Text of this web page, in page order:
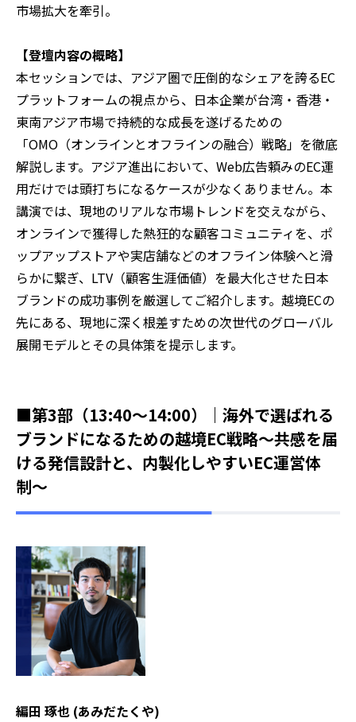
市場拡大を牽引。
【登壇内容の概略】
本セッションでは、アジア圏で圧倒的なシェアを誇るEC
プラットフォームの視点から、日本企業が台湾・香港・
東南アジア市場で持続的な成長を遂げるための
「OMO（オンラインとオフラインの融合）戦略」を徹底
解説します。アジア進出において、Web広告頼みのEC運
用だけでは頭打ちになるケースが少なくありません。本
講演では、現地のリアルな市場トレンドを交えながら、
オンラインで獲得した熱狂的な顧客コミュニティを、ポ
ップアップストアや実店舗などのオフライン体験へと滑
らかに繋ぎ、LTV（顧客生涯価値）を最大化させた日本
ブランドの成功事例を厳選してご紹介します。越境ECの
先にある、現地に深く根差すための次世代のグローバル
展開モデルとその具体策を提示します。
■第3部（13:40～14:00）｜海外で選ばれる
ブランドになるための越境EC戦略〜共感を届
ける発信設計と、内製化しやすいEC運営体
制〜
編田 琢也 (あみだたくや)